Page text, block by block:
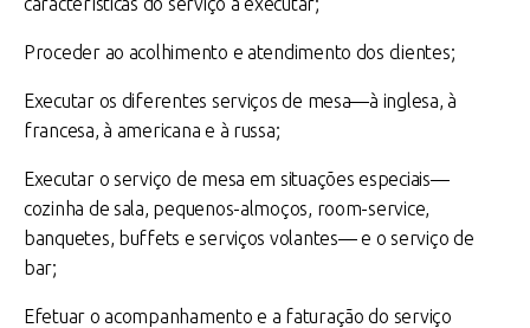
Proceder ao acolhimento e atendimento dos clientes;
Executar os diferentes serviços de mesa—à inglesa, à
francesa, à americana e à russa;
Executar o serviço de mesa em situações especiais—
cozinha de sala, pequenos-almoços, room-service,
banquetes, buffets e serviços volantes— e o serviço de
bar;
Efetuar o acompanhamento e a faturação do serviço